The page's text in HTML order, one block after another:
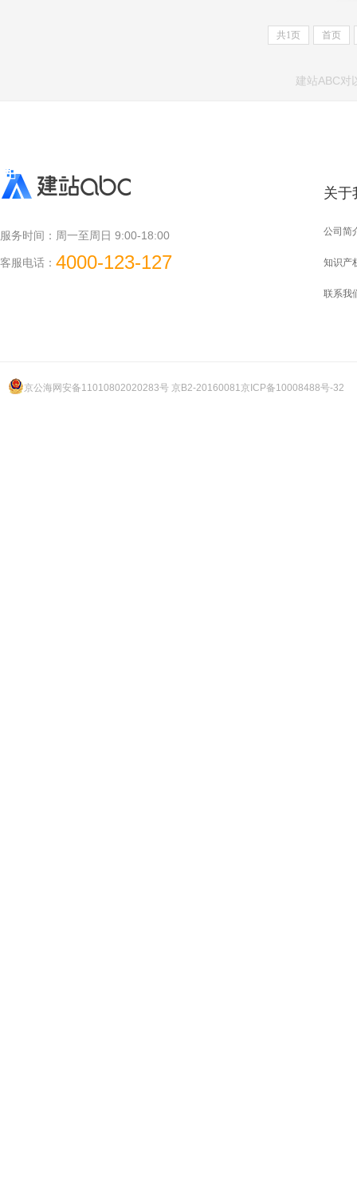
共1页 首页
建站ABC对
服务时间： 周一至周日 9:00-18:00
客服电话： 4000-123-127
关于
公司简
知识产
联系我
京公海网安备11010802020283号 京B2-20160081京ICP备10008488号-32